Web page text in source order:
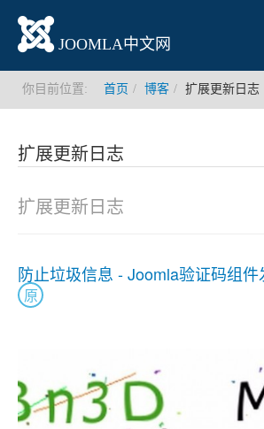
JOOMLA中文网
你目前位置: 首页 博客 扩展更新日志
扩展更新日志
扩展更新日志
防止垃圾信息 - Joomla验证码组
原